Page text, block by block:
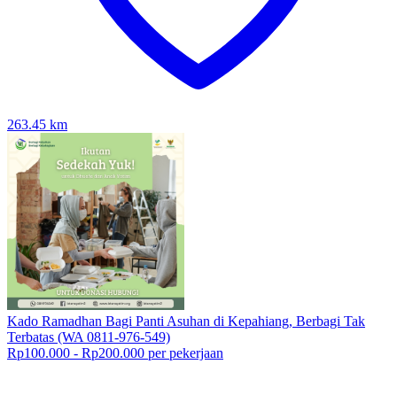
263.45 km
Kado Ramadhan Bagi Panti Asuhan di Kepahiang, Berbagi Tak
Terbatas (WA 0811-976-549)
Rp100.000 - Rp200.000 per pekerjaan